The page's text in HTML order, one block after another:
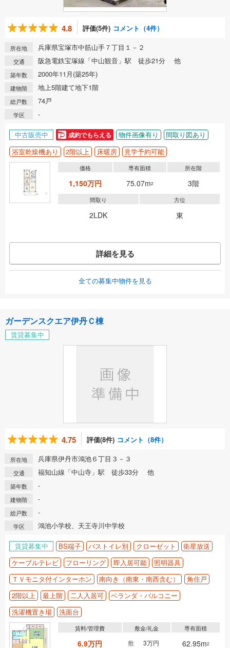
4.8 評価(5件) コメント（4件）
所在地 兵庫県宝塚市中筋山手７丁目１－２
交通 阪急電鉄宝塚線「中山観音」駅 徒歩21分 他
築年数 2000年11月(築25年)
建物階 地上5階建て地下1階
総戸数 74戸
学区 -
中古販売中 成約でもらえる 物件画像有り
間取り図あり
浴室乾燥機あり
2階以上 床暖房 見学予約可能
価格
1,150万円
専有面積
75.07m2
所在階
3階
間取り
2LDK
方位
東
詳細を見る
全ての募集中物件を見る
ガーデンスクエア伊丹Ｃ棟
賃貸募集中
4.75 評価(8件) コメント（8件）
所在地 兵庫県伊丹市鴻池６丁目３－３
交通 福知山線「中山寺」駅 徒歩33分 他
築年数 -
建物階 -
総戸数 -
学区 鴻池小学校、天王寺川中学校
賃貸募集中 BS端子 バストイレ別 クローゼット
衛星放送
ケーブルテレビ
フローリング 即入居可能
照明器具
ＴＶモニタ付インターホン
南向き（南東・南西含む）
角住戸
2階以上
最上階 二人入居可
ベランダ・バルコニー
洗濯機置き場
洗面台
賃料/管理費
6.9万円
敷金/礼金
敷 3万円
専有面積
62.95m2